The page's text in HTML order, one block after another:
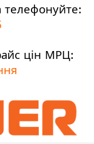
телефонуйте:
цін МРЦ: